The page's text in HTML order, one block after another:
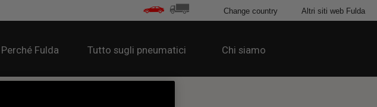
Perché Fulda Tutto sugli pneumatici Chi siamo
Change country Altri siti web Fulda